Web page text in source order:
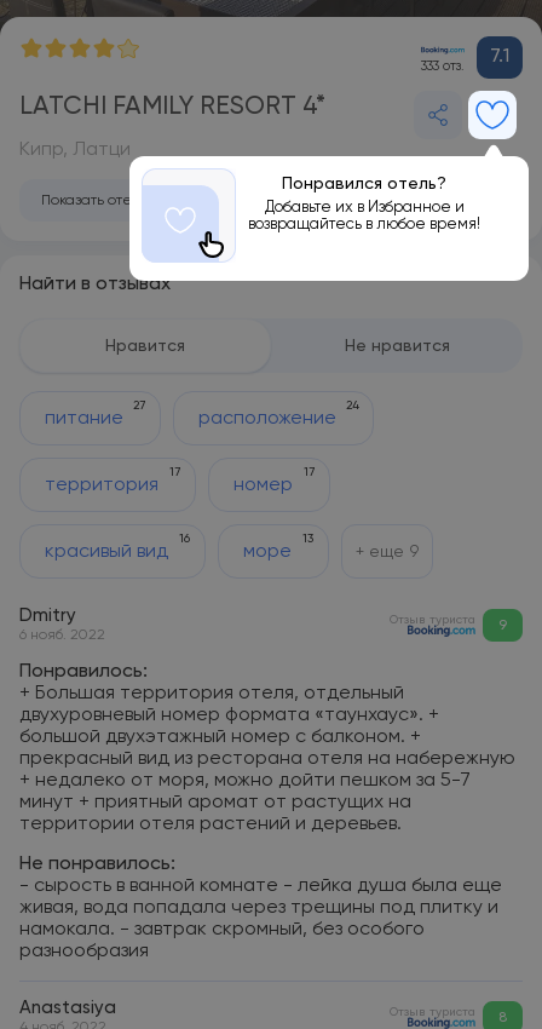
333 отз. 7.1
LATCHI FAMILY RESORT 4*
Понравился отель?
Добавьте их в Избранное и
возвращайтесь в любое время!
Кипр, Латци
Показать отель на карте
Найти в отзывах
Нравится Не нравится
питание
27
расположение
24
территория
17
номер
17
красивый вид
16
море
13
+ еще 9
Dmitry
6 нояб. 2022
Отзыв туриста 9
Понравилось:
+ Большая территория отеля, отдельный
двухуровневый номер формата «таунхаус». +
большой двухэтажный номер с балконом. +
прекрасный вид из ресторана отеля на набережную
+ недалеко от моря, можно дойти пешком за 5-7
минут + приятный аромат от растущих на
территории отеля растений и деревьев.
Не понравилось:
- сырость в ванной комнате - лейка душа была еще
живая, вода попадала через трещины под плитку и
намокала. - завтрак скромный, без особого
разнообразия
Anastasiya Отзыв туриста 8